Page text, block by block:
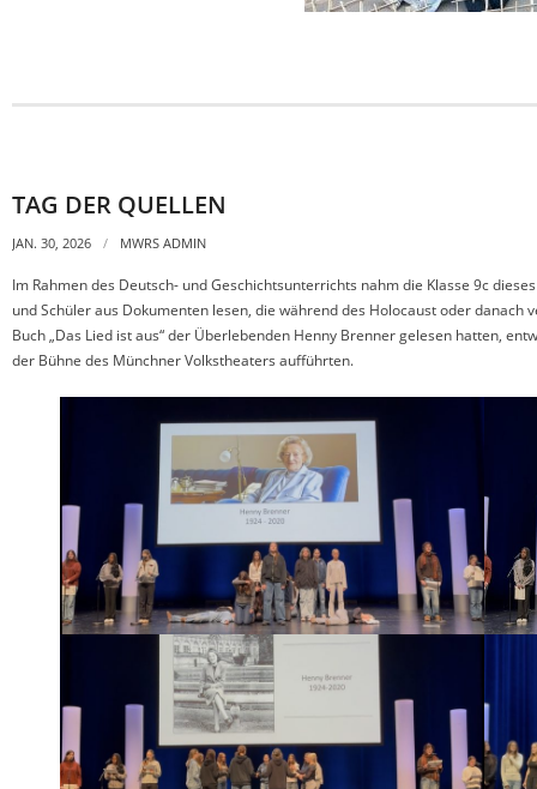
TAG DER QUELLEN
JAN. 30, 2026 MWRS ADMIN
Im Rahmen des Deutsch- und Geschichtsunterrichts nahm die Klasse 9c
und Schüler aus Dokumenten lesen, die während des Holocaust oder
Buch „Das Lied ist aus“ der Überlebenden Henny Brenner gelesen hatten,
der Bühne des Münchner Volkstheaters aufführten.